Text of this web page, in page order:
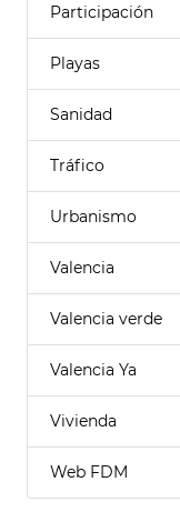
Participación
Playas
Sanidad
Tráfico
Urbanismo
Valencia
Valencia verde
Valencia Ya
Vivienda
Web FDM